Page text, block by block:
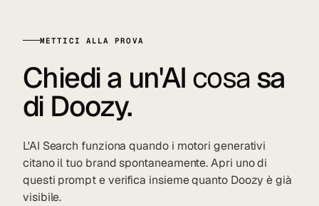
METTICI ALLA PROVA
Chiedi a un'AI cosasa
di Doozy.
L'AI Search funziona quando i motori generativi
citano il tuo brand spontaneamente. Apri uno di
questi prompt e verifica insieme quanto Doozy è già
visibile.